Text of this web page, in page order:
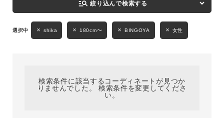
KIDS
manage_search 絞り込んで検索する
shika 180cm〜 BINGOYA 女性
検索条件に該当するコーディネートが見つか
りませんでした。 検索条件を変更してくださ
い。